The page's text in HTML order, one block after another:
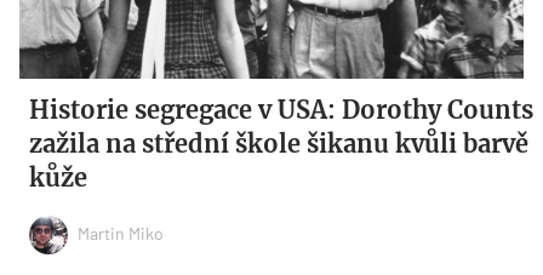
Historie segregace v USA: Dorothy Counts
zažila na střední škole šikanu kvůli barvě
kůže
Martin Miko